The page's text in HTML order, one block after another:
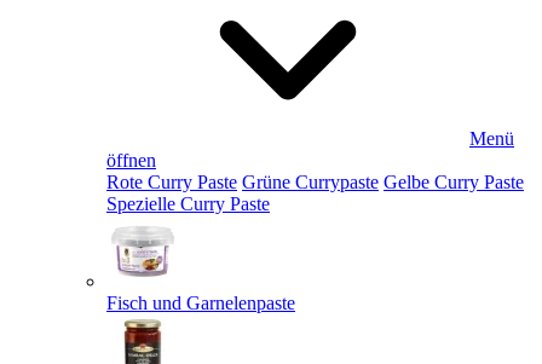
Menü
öffnen
Rote Curry Paste Grüne Currypaste Gelbe Curry Paste
Spezielle Curry Paste
Fisch und Garnelenpaste